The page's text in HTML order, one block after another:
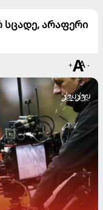
სცადე, არაფერი
+ -